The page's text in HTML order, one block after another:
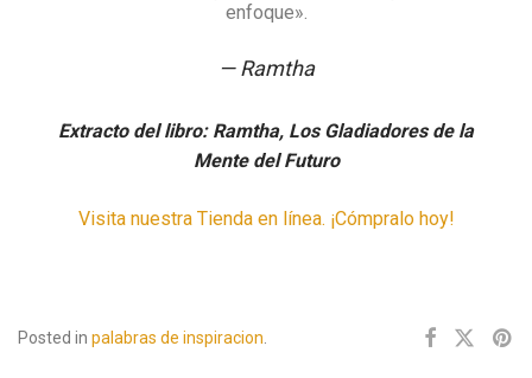
enfoque».
— Ramtha
Extracto del libro: Ramtha, Los Gladiadores de la
Mente del Futuro
Visita nuestra Tienda en línea. ¡Cómpralo hoy!
Posted in palabras de inspiracion